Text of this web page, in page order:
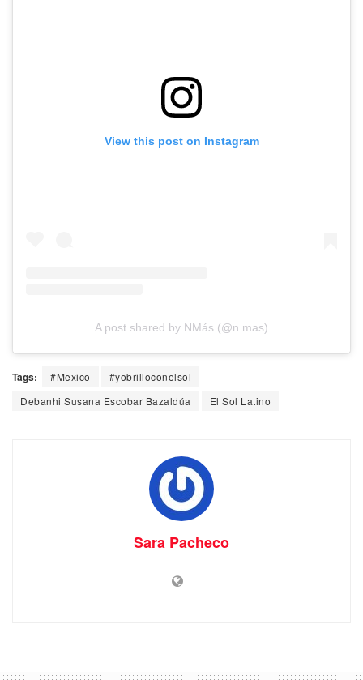
View this post on Instagram
A post shared by NMás (@n.mas)
Tags: #Mexico
#yobrilloconelsol
Debanhi Susana Escobar Bazaldúa
El Sol Latino
Sara Pacheco